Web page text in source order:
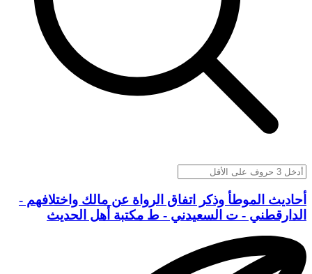
أحاديث الموطأ وذكر اتفاق الرواة عن مالك واختلافهم -
الدارقطني - ت السعيدني - ط مكتبة أهل الحديث